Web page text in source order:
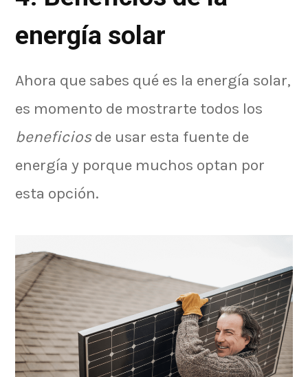
energía solar
Ahora que sabes qué es la energía solar,
es momento de mostrarte todos los
beneficiosde usar esta fuente de
energía y porque muchos optan por
esta opción.